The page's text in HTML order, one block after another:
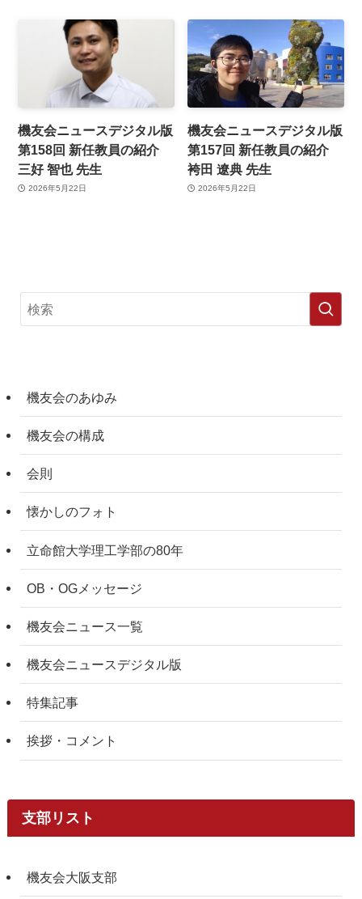
機友会ニュースデジタル版
第158回 新任教員の紹介
三好 智也 先生
2026年5月22日
機友会ニュースデジタル版
第157回 新任教員の紹介
袴田 遼典 先生
2026年5月22日
機友会のあゆみ
機友会の構成
会則
懐かしのフォト
立命館大学理工学部の80年
OB・OGメッセージ
機友会ニュース一覧
機友会ニュースデジタル版
特集記事
挨拶・コメント
支部リスト
機友会大阪支部